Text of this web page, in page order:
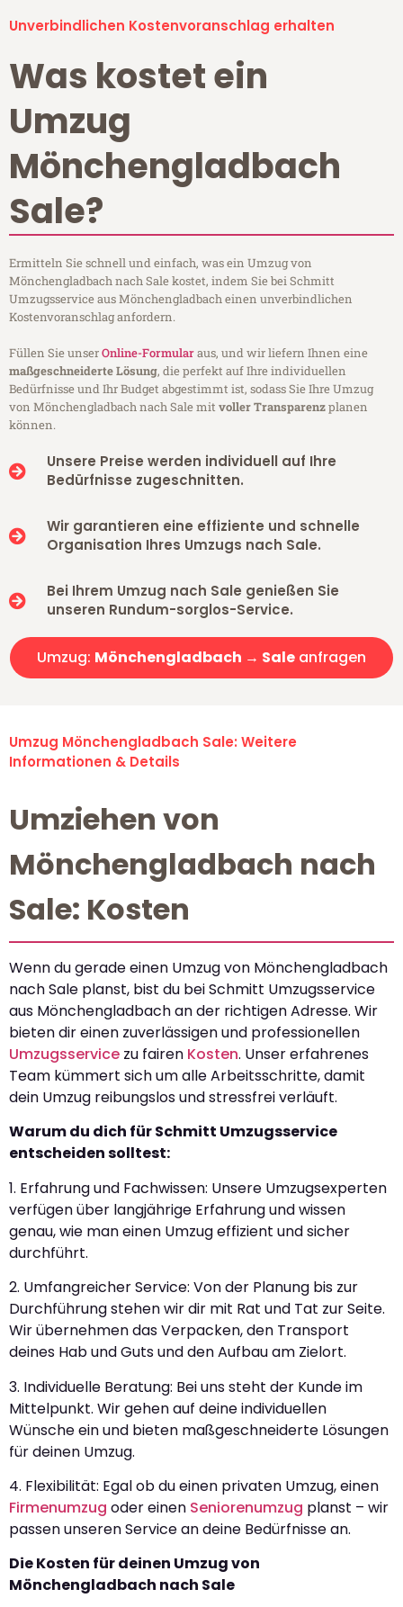
Unverbindlichen Kostenvoranschlag erhalten
Was kostet ein
Umzug
Mönchengladbach
Sale?
Ermitteln Sie schnell und einfach, was ein Umzug von
Mönchengladbach nach Sale kostet, indem Sie bei Schmitt
Umzugsservice aus Mönchengladbach einen unverbindlichen
Kostenvoranschlag anfordern.
Füllen Sie unserOnline-Formularaus, und wir liefern Ihnen eine
maßgeschneiderte Lösung, die perfekt auf Ihre individuellen
Bedürfnisse und Ihr Budget abgestimmt ist, sodass Sie Ihre Umzug
von Mönchengladbach nach Sale mitvoller Transparenzplanen
können.
Unsere Preise werden individuell auf Ihre
Bedürfnisse zugeschnitten.
Wir garantieren eine effiziente und schnelle
Organisation Ihres Umzugs nach Sale.
Bei Ihrem Umzug nach Sale genießen Sie
unseren Rundum-sorglos-Service.
Umzug: Mönchengladbach → Sale anfragen
Umzug Mönchengladbach Sale: Weitere
Informationen & Details
Umziehen von
Mönchengladbach nach
Sale: Kosten
Wenn du gerade einen Umzug von Mönchengladbach
nach Sale planst, bist du bei Schmitt Umzugsservice
aus Mönchengladbach an der richtigen Adresse. Wir
bieten dir einen zuverlässigen und professionellen
Umzugsservice zu fairen Kosten. Unser erfahrenes
Team kümmert sich um alle Arbeitsschritte, damit
dein Umzug reibungslos und stressfrei verläuft.
Warum du dich für Schmitt Umzugsservice
entscheiden solltest:
1. Erfahrung und Fachwissen: Unsere Umzugsexperten
verfügen über langjährige Erfahrung und wissen
genau, wie man einen Umzug effizient und sicher
durchführt.
2. Umfangreicher Service: Von der Planung bis zur
Durchführung stehen wir dir mit Rat und Tat zur Seite.
Wir übernehmen das Verpacken, den Transport
deines Hab und Guts und den Aufbau am Zielort.
3. Individuelle Beratung: Bei uns steht der Kunde im
Mittelpunkt. Wir gehen auf deine individuellen
Wünsche ein und bieten maßgeschneiderte Lösungen
für deinen Umzug.
4. Flexibilität: Egal ob du einen privaten Umzug, einen
Firmenumzug oder einen Seniorenumzug planst – wir
passen unseren Service an deine Bedürfnisse an.
Die Kosten für deinen Umzug von
Mönchengladbach nach Sale